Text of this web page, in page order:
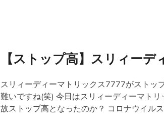
【ストップ高】スリィー
スリィーディーマトリックス7777がストッ
難いですね(笑) 今日はスリィーディーマト
故ストップ高となったのか？ コロナウイル